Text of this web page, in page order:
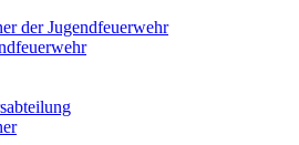
der Jugendfeuerwehr